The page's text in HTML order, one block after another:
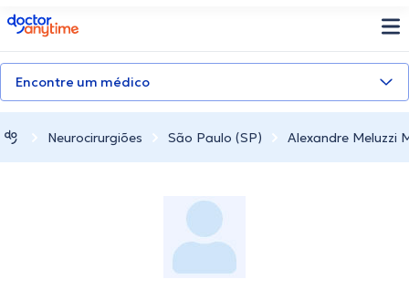
doctoranytime
Encontre um médico
Neurocirurgiões São Paulo (SP) Alexandre Meluzzi